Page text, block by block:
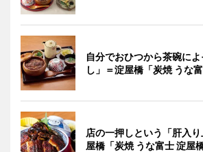
自分でおひつから茶碗に
し」＝淀屋橋「炭焼 うな
店の一押しという「肝入
屋橋「炭焼 うな富士 淀屋